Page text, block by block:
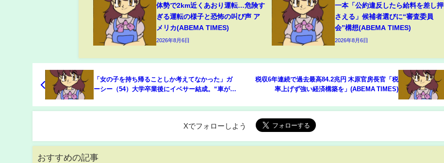
体勢で2km近くあおり運転…危険す
ぎる運転の様子と恐怖の叫び声 ア
メリカ(ABEMA TIMES)
2026年8月6日
一本「公約違反したら給料を差し押
さえる」候補者選びに“審査委員
会”構想(ABEMA TIMES)
2026年8月6日
「女の子を持ち帰ることしか考えてなかった」ガ
ーシー（54）大学卒業後にイベサー結成。“車がも
税収6年連続で過去最高84.2兆円 木原官房長官「税
率上げず強い経済構築を」(ABEMA TIMES)
Xでフォローしよう
おすすめの記事